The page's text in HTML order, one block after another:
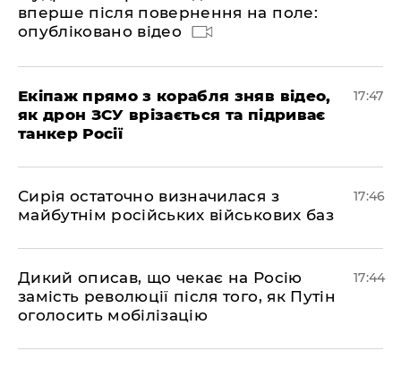
вперше після повернення на поле:
опубліковано відео
Екіпаж прямо з корабля зняв відео,
як дрон ЗСУ врізається та підриває
танкер Росії
17:47
Сирія остаточно визначилася з
майбутнім російських військових баз
17:46
Дикий описав, що чекає на Росію
замість революції після того, як Путін
оголосить мобілізацію
17:44